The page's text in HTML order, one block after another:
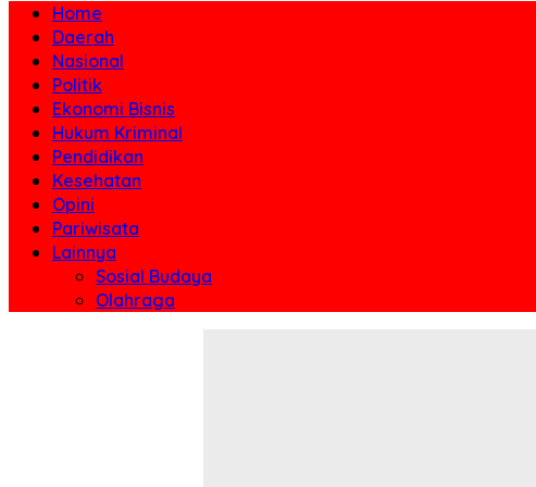
Home
Daerah
Nasional
Politik
Ekonomi Bisnis
Hukum Kriminal
Pendidikan
Kesehatan
Opini
Pariwisata
Lainnya
Sosial Budaya
Olahraga